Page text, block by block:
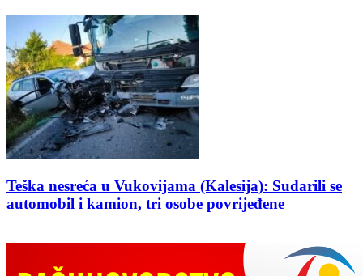
Teška nesreća u Vukovijama (Kalesija): Sudarili se
automobil i kamion, tri osobe povrijeđene